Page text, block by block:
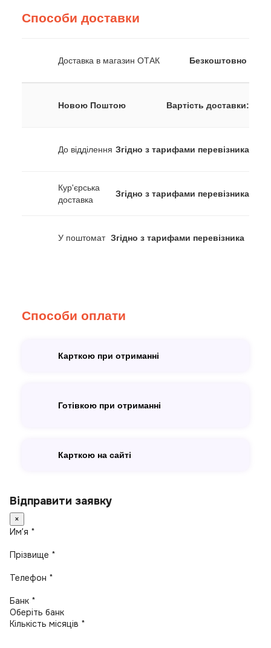
Способи доставки
Доставка в магазин ОТАК Безкоштовно
Новою Поштою Вартість доставки:
До відділення Згідно з тарифами перевізника
Кур'єрська
доставка
Згідно з тарифами перевізника
У поштомат Згідно з тарифами перевізника
Способи оплати
Карткою при отриманні
Готівкою при отриманні
Карткою на сайті
Відправити заявку
×
Имʼя *
Прізвище *
Телефон *
Банк *
Кількість місяців *